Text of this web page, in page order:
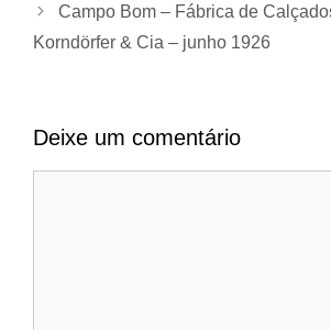
Campo Bom – Fábrica de
Korndörfer & Cia – junho 1926
Deixe um comentário